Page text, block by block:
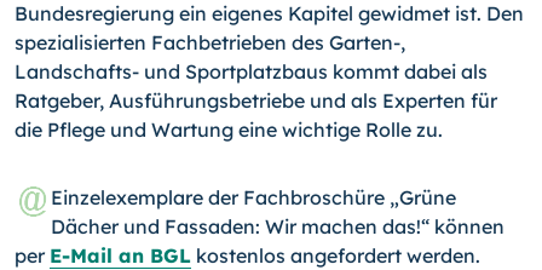
Bundesregierung ein eigenes Kapitel gewidmet ist. Den
spezialisierten Fachbetrieben des Garten-,
Landschafts- und Sportplatzbaus kommt dabei als
Ratgeber, Ausführungsbetriebe und als Experten für
die Pflege und Wartung eine wichtige Rolle zu.
Einzelexemplare der Fachbroschüre „Grüne
Dächer und Fassaden: Wir machen das!“ können
per E-Mail an BGL kostenlos angefordert werden.